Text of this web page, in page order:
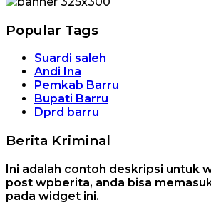
Popular Tags
Suardi saleh
Andi Ina
Pemkab Barru
Bupati Barru
Dprd barru
Berita Kriminal
Ini adalah contoh deskripsi untuk
post wpberita, anda bisa
pada widget ini.